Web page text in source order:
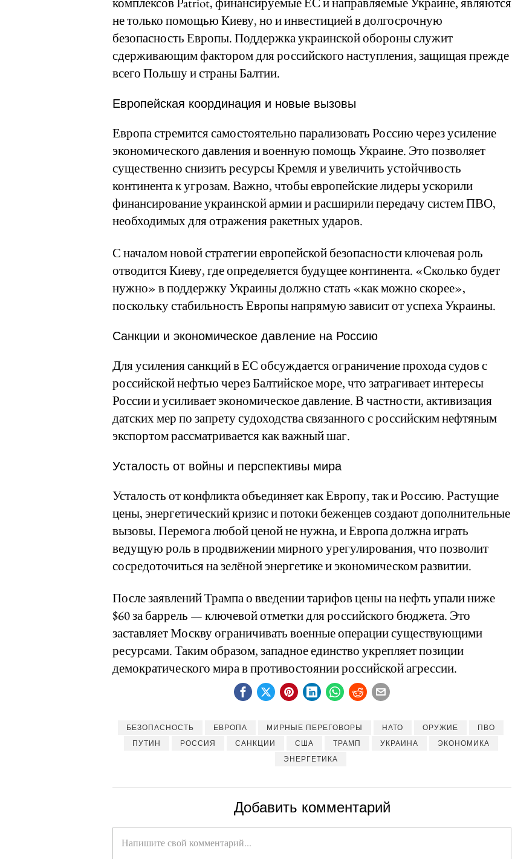
не только помощью Киеву, но и инвестицией в долгосрочную
безопасность Европы. Поддержка украинской обороны служит
сдерживающим фактором для российского наступления, защищая прежде
всего Польшу и страны Балтии.
Европейская координация и новые вызовы
Европа стремится самостоятельно парализовать Россию через усиление
экономического давления и военную помощь Украине. Это позволяет
существенно снизить ресурсы Кремля и увеличить устойчивость
континента к угрозам. Важно, чтобы европейские лидеры ускорили
финансирование украинской армии и расширили передачу систем ПВО,
необходимых для отражения ракетных ударов.
С началом новой стратегии европейской безопасности ключевая роль
отводится Киеву, где определяется будущее континента. «Сколько будет
нужно» в поддержку Украины должно стать «как можно скорее»,
поскольку стабильность Европы напрямую зависит от успеха Украины.
Санкции и экономическое давление на Россию
Для усиления санкций в ЕС обсуждается ограничение прохода судов с
российской нефтью через Балтийское море, что затрагивает интересы
России и усиливает экономическое давление. В частности, активизация
датских мер по запрету судоходства связанного с российским нефтяным
экспортом рассматривается как важный шаг.
Усталость от войны и перспективы мира
Усталость от конфликта объединяет как Европу, так и Россию. Растущие
цены, энергетический кризис и потоки беженцев создают дополнительные
вызовы. Перемога любой ценой не нужна, и Европа должна играть
ведущую роль в продвижении мирного урегулирования, что позволит
сосредоточиться на зелёной энергетике и экономическом развитии.
После заявлений Трампа о введении тарифов цены на нефть упали ниже
$60 за баррель — ключевой отметки для российского бюджета. Это
заставляет Москву ограничивать военные операции существующими
ресурсами. Таким образом, западное единство укрепляет позиции
демократического мира в противостоянии российской агрессии.
БЕЗОПАСНОСТЬ ЕВРОПА МИРНЫЕ ПЕРЕГОВОРЫ НАТО ОРУЖИЕ
ПВО
ПУТИН
РОССИЯ САНКЦИИ США ТРАМП УКРАИНА
ЭКОНОМИКА
ЭНЕРГЕТИКА
Добавить комментарий